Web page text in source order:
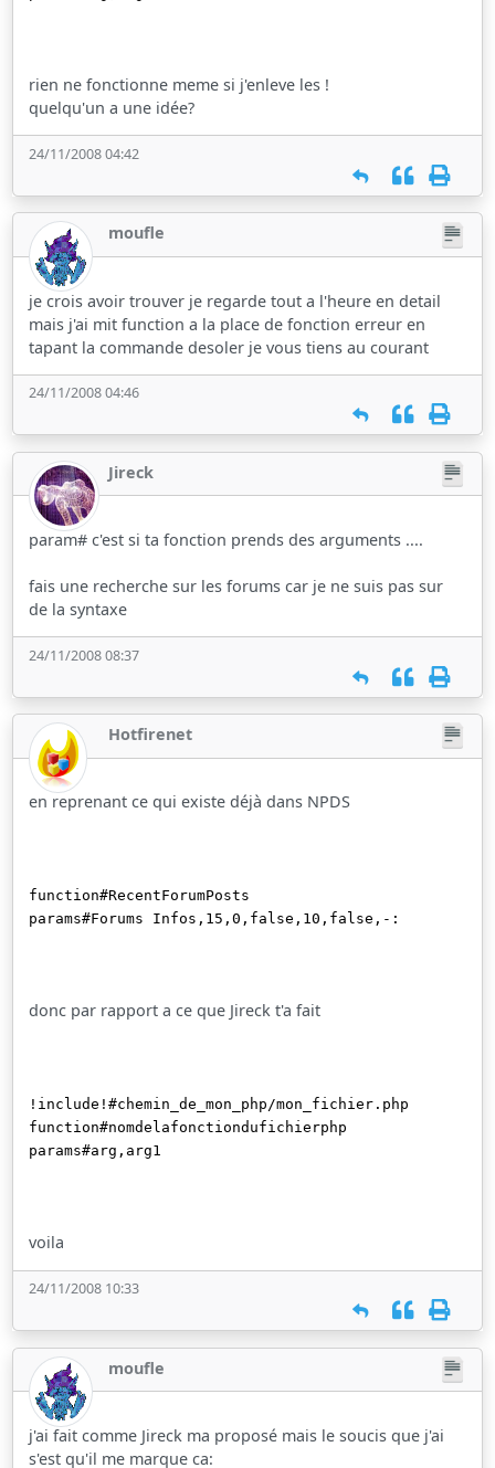
rien ne fonctionne meme si j'enleve les !
quelqu'un a une idée?
24/11/2008 04:42
moufle
je crois avoir trouver je regarde tout a l'heure en detail
mais j'ai mit function a la place de fonction erreur en
tapant la commande desoler je vous tiens au courant
24/11/2008 04:46
Jireck
param# c'est si ta fonction prends des arguments ....
fais une recherche sur les forums car je ne suis pas sur
de la syntaxe
24/11/2008 08:37
Hotfirenet
en reprenant ce qui existe déjà dans NPDS
function#RecentForumPosts
params#Forums Infos,15,0,false,10,false,-:
donc par rapport a ce que Jireck t'a fait
!include!#chemin_de_mon_php/mon_fichier.php
function#nomdelafonctiondufichierphp
params#arg,arg1
voila
24/11/2008 10:33
moufle
j'ai fait comme Jireck ma proposé mais le soucis que j'ai
s'est qu'il me marque ca: